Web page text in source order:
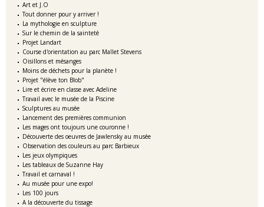
Art et J.O
Tout donner pour y arriver !
La mythologie en sculpture
Sur le chemin de la sainteté
Projet Landart
Course d'orientation au parc Mallet Stevens
Oisillons et mésanges
Moins de déchets pour la planète !
Projet "élève ton Blob"
Lire et écrire en classe avec Adeline
Travail avec le musée de la Piscine
Sculptures au musée
Lancement des premières communion
Les mages ont toujours une couronne !
Découverte des oeuvres de Jawlensky au musée
Observation des couleurs au parc Barbieux
Les jeux olympiques
Les tableaux de Suzanne Hay
Travail et carnaval !
Au musée pour une expo!
Les 100 jours
A la découverte du tissage